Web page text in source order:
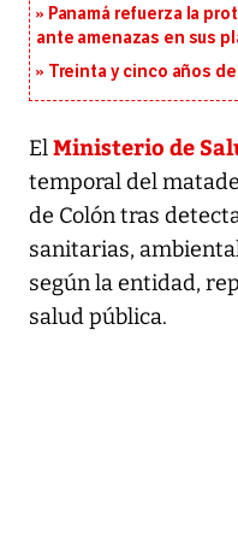
Panamá refuerza la
ante amenazas en sus
Treinta y cinco años
ElMinisterio de
temporal del
de Colón tras
sanitarias,
según la entidad,
salud pública.